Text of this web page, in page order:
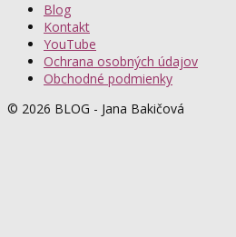
Blog
Kontakt
YouTube
Ochrana osobných údajov
Obchodné podmienky
© 2026 BLOG - Jana Bakičová